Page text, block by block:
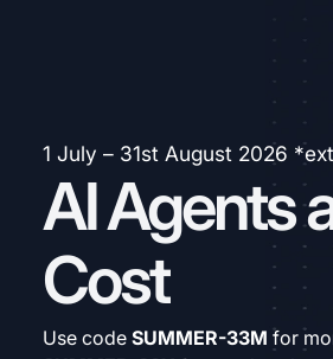
1 July – 31st August 2026
AI Agents
Cost
Use code SUMMER-33M for